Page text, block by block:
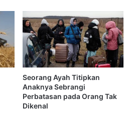
Seorang Ayah Titipkan
Anaknya Sebrangi
Perbatasan pada Orang Tak
Dikenal